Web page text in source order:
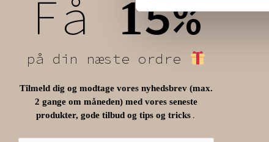
Få 15%
på din næste ordre
Tilmeld dig og modtage vores nyhedsbrev (max.
2 gange om måneden) med vores seneste
produkter, gode tilbud og tips og tricks .